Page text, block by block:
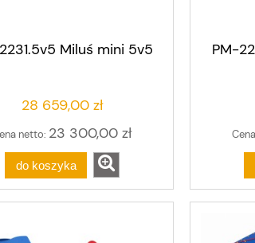
Miluś mini 5v5
28 659,00 zł
netto: 23 300,00 zł
do koszyka
PM-